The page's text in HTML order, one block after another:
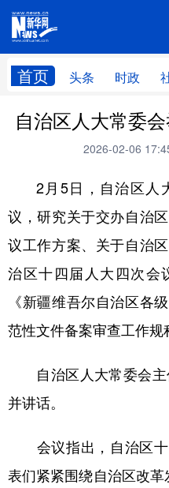
首页 头条 时政
头条 时政
民生
访惠聚 专题
云游新疆 云端悦读
人事频道 融媒体联播
地方频道
辽宁 吉林
浙江
山东 河南
广东 广西
自治区人大常委
2026-02-06
2月5日，自治区人
议，研究关于交办自治
议工作方案、关于自治
治区十四届人大四次会
《新疆维吾尔自治区各
范性文件备案审查工作规
自治区人大常委会主
并讲话。
会议指出，自治区十
表们紧紧围绕自治区改